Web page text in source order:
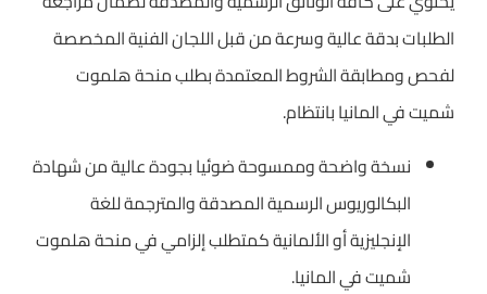
الطلبات بدقة عالية وسرعة من قبل اللجان الفنية المخصصة
لفحص ومطابقة الشروط المعتمدة بطلب منحة هلموت
شميت في المانيا بانتظام.
نسخة واضحة وممسوحة ضوئيا بجودة عالية من شهادة
البكالوريوس الرسمية المصدقة والمترجمة للغة
الإنجليزية أو الألمانية كمتطلب إلزامي في منحة هلموت
شميت في المانيا.